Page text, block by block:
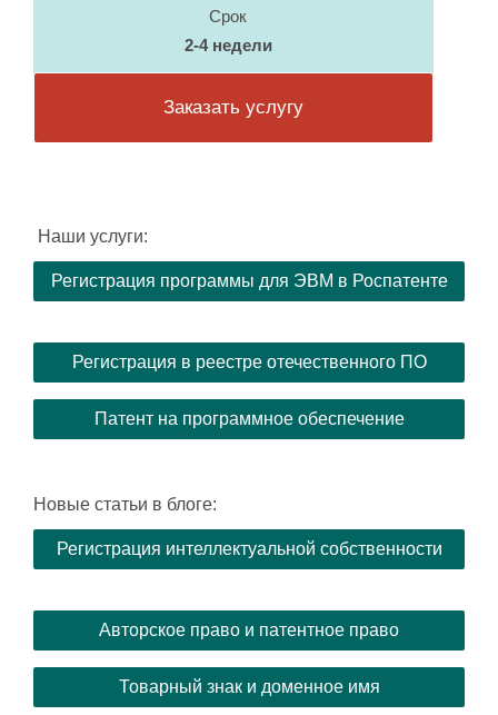
Срок
2-4 недели
Заказать услугу
Наши услуги:
Регистрация программы для ЭВМ в Роспатенте
Регистрация в реестре отечественного ПО
Патент на программное обеспечение
Новые статьи в блоге:
Регистрация интеллектуальной собственности
Авторское право и патентное право
Товарный знак и доменное имя